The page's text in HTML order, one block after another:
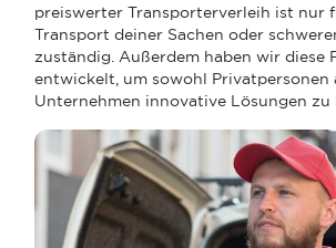
preiswerter Transporterverleih ist nur
Transport deiner Sachen oder
zuständig. Außerdem haben wir diese
entwickelt, um sowohl Privatpersonen
Unternehmen innovative Lösungen zu